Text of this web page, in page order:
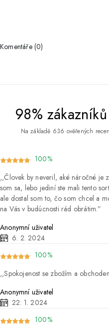
Komentáře (0)
98%
Na základě 636 ověřených
100%
Človek by neveril, aké náročné je
som sa, lebo jediní ste mali tento
ale dostal som to, čo som chcel a
na Vás v budúcnosti rád obrátim.
Anonymní uživatel
6. 2. 2024
100%
Spokojenost se zbožím a
Anonymní uživatel
22. 1. 2024
100%